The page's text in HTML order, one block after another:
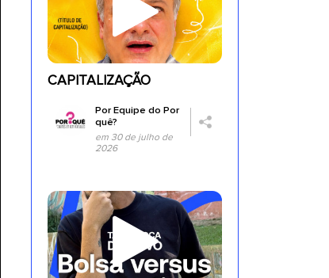
CAPITALIZAÇÃO
PorEquipe do Por
quê?
em 30 de julho de
2026